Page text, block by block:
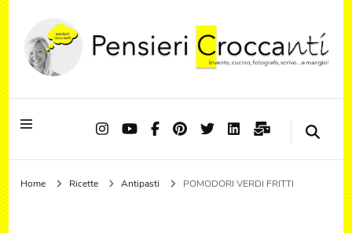
Pensieri Croccanti
Home Ricette Antipasti POMODORI VERDI FRITTI